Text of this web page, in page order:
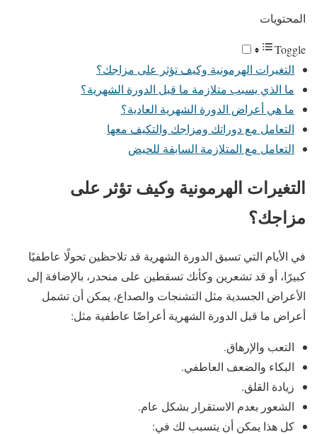
المحتويات
Toggle
التغيرات الهرمونية وكيف تؤثر على مزاجك؟
ما الذي يسبب متلازمة ما قبل الدورة الشهرية؟
ما هي أعراض الدورة الشهرية العادية؟
التعامل مع دوراتك ومزاجك والتكيف معها
التعامل مع المتلازمة السابقة للحيض
التغيرات الهرمونية وكيف تؤثر على
مزاجك؟
في الأيام التي تسبق الدورة الشهرية قد تلاحظين تحولًا عاطفيًا
كبيرًا، أو قد تشعرين وكأنك تسقطين على منحدر، بالإضافة إلى
الأعراض الجسدية مثل التشنجات والصداع، يمكن أن تشمل
أعراض ما قبل الدورة الشهرية أعراضًا عاطفية مثل:
التعب والإرهاق.
البكاء والضعف العاطفي.
زيادة القلق.
الشعور بعدم الاستقرار بشكل عام.
كل هذا يمكن أن يتسبب لك في: